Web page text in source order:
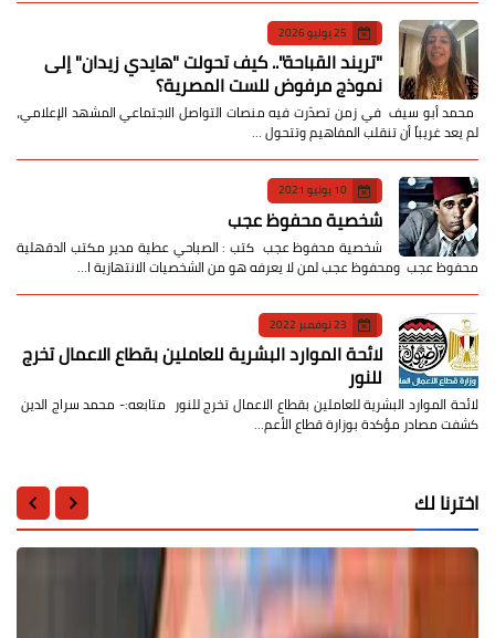
25 يوليو 2026
​"تريند القباحة".. كيف تحولت "هايدي زيدان" إلى
نموذج مرفوض للست المصرية؟
​ محمد أبو سيف ​في زمن تصدّرت فيه منصات التواصل الاجتماعي المشهد الإعلامي،
لم يعد غريباً أن تنقلب المفاهيم وتتحول …
10 يونيو 2021
شخصية محفوظ عجب
شخصية محفوظ عجب كتب : الصباحي عطية مدير مكتب الدقهلية
محفوظ عجب ومحفوظ عجب لمن لا يعرفه هو من الشخصيات الانتهازية ا…
23 نوفمبر 2022
لائحة الموارد البشرية للعاملين بقطاع الاعمال تخرج
للنور
لائحة الموارد البشرية للعاملين بقطاع الاعمال تخرج للنور متابعه:- محمد سراج الدين
كشفت مصادر مؤكدة بوزارة قطاع الأعم…
اخترنا لك